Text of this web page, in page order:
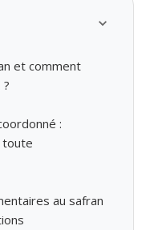
et comment
:
toute
au safran